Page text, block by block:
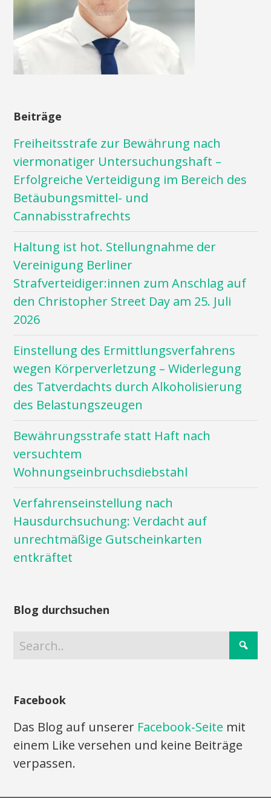
Beiträge
Freiheitsstrafe zur Bewährung nach
viermonatiger Untersuchungshaft –
Erfolgreiche Verteidigung im Bereich des
Betäubungsmittel- und
Cannabisstrafrechts
Haltung ist hot. Stellungnahme der
Vereinigung Berliner
Strafverteidiger:innen zum Anschlag auf
den Christopher Street Day am 25. Juli
2026
Einstellung des Ermittlungsverfahrens
wegen Körperverletzung – Widerlegung
des Tatverdachts durch Alkoholisierung
des Belastungszeugen
Bewährungsstrafe statt Haft nach
versuchtem
Wohnungseinbruchsdiebstahl
Verfahrenseinstellung nach
Hausdurchsuchung: Verdacht auf
unrechtmäßige Gutscheinkarten
entkräftet
Blog durchsuchen
Facebook
Das Blog auf unserer Facebook-Seite mit
einem Like versehen und keine Beiträge
verpassen.